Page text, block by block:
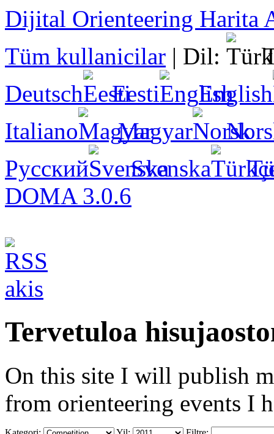
Dijital Orienteering Harita
Tüm kullanicilar | Dil:
Deutsch
Eesti
English
Italiano
Magyar
Русский
Svenska
DOMA 3.0.6
Tervetuloa
On this site I will publish
from orienteering events I